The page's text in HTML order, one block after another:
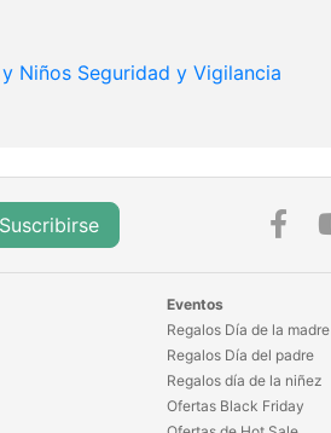
Niños Seguridad y Vigilancia
Suscribirse
Eventos
Regalos Día de la madre
Regalos Día del padre
Regalos día de la niñez
Ofertas Black Friday